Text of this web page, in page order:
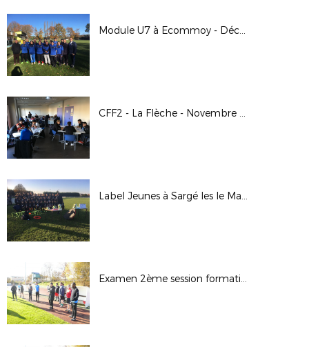
Module U7 à Ecommoy - Décembre 2017
CFF2 - La Flèche - Novembre 2017
Label Jeunes à Sargé les le Mans
Examen 2ème session formation arbitrage